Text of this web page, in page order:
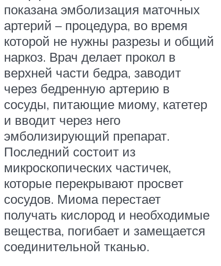
показана эмболизация маточных
артерий – процедура, во время
которой не нужны разрезы и общий
наркоз. Врач делает прокол в
верхней части бедра, заводит
через бедренную артерию в
сосуды, питающие миому, катетер
и вводит через него
эмболизирующий препарат.
Последний состоит из
микроскопических частичек,
которые перекрывают просвет
сосудов. Миома перестает
получать кислород и необходимые
вещества, погибает и замещается
соединительной тканью.